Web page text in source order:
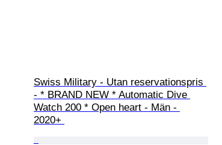
Swiss Military - Utan reservationspris
- * BRAND NEW * Automatic Dive
Watch 200 * Open heart - Män -
2020+